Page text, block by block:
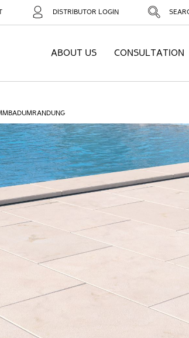
DISTRIBUTOR LOGIN
ABOUT US CONSULTATION